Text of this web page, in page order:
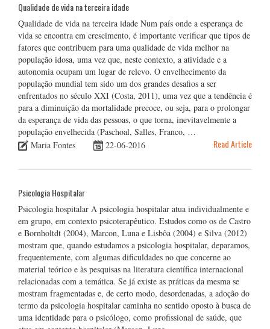
Qualidade de vida na terceira idade
Qualidade de vida na terceira idade Num país onde a esperança de
vida se encontra em crescimento, é importante verificar que tipos de
fatores que contribuem para uma qualidade de vida melhor na
população idosa, uma vez que, neste contexto, a atividade e a
autonomia ocupam um lugar de relevo. O envelhecimento da
população mundial tem sido um dos grandes desafios a ser
enfrentados no século XXI (Costa, 2011), uma vez que a tendência é
para a diminuição da mortalidade precoce, ou seja, para o prolongar
da esperança de vida das pessoas, o que torna, inevitavelmente a
população envelhecida (Paschoal, Salles, Franco, …
Maria Fontes
22-06-2016 Read Article
Psicologia Hospitalar
Psicologia hospitalar A psicologia hospitalar atua individualmente e
em grupo, em contexto psicoterapêutico. Estudos como os de Castro
e Bornholtdt (2004), Marcon, Luna e Lisbôa (2004) e Silva (2012)
mostram que, quando estudamos a psicologia hospitalar, deparamos,
frequentemente, com algumas dificuldades no que concerne ao
material teórico e às pesquisas na literatura científica internacional
relacionadas com a temática. Se já existe as práticas da mesma se
mostram fragmentadas e, de certo modo, desordenadas, a adoção do
termo da psicologia hospitalar caminha no sentido oposto à busca de
uma identidade para o psicólogo, como profissional de saúde, que